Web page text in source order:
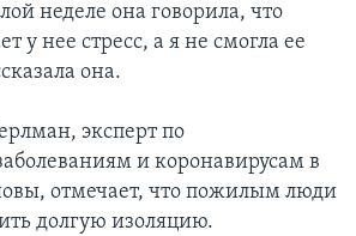
неделе она говорила, что
у нее стресс, а я не смогла ее
она.
эксперт по
и коронавирусам в
отмечает, что пожилым люди
долгую изоляцию.